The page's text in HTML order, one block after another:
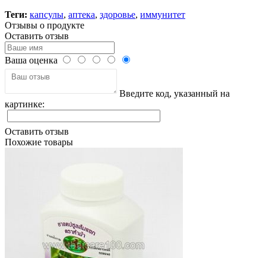
Теги: капсулы, аптека, здоровье, иммунитет
Отзывы о продукте
Оставить отзыв
Ваша оценка
Введите код, указанный на
картинке:
Оставить отзыв
Похожие товары